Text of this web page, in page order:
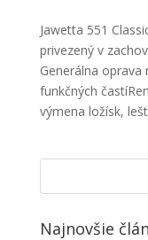
Jawetta 551
privezený v
Generálna
funkčných
výmena ložísk,
Najnovšie